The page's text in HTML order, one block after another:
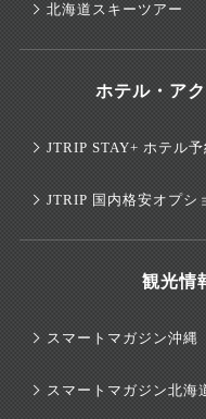
北海道スキーツアー
ホテル・ア
JTRIP STAY+ ホテル予
JTRIP 国内格安オプシ
観光情
スマートマガジン沖縄
スマートマガジン北海